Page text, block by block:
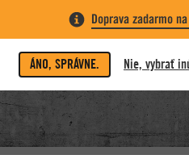
Doprava zadarmo
ÁNO, SPRÁVNE. Nie, vybrať